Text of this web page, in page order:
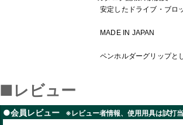
安定したドライブ・ブロ
MADE IN JAPAN
ペンホルダーグリップと
■レビュー
●会員レビュー ※レビュー者情報、使用用具は試打